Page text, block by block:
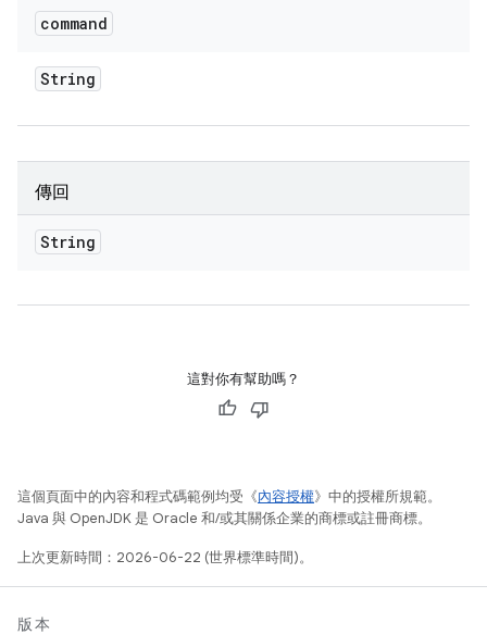
command
String
傳回
String
這對你有幫助嗎？
這個頁面中的內容和程式碼範例均受《內容授權》中的授權所規範。
Java 與 OpenJDK 是 Oracle 和/或其關係企業的商標或註冊商標。
上次更新時間：2026-06-22 (世界標準時間)。
版本